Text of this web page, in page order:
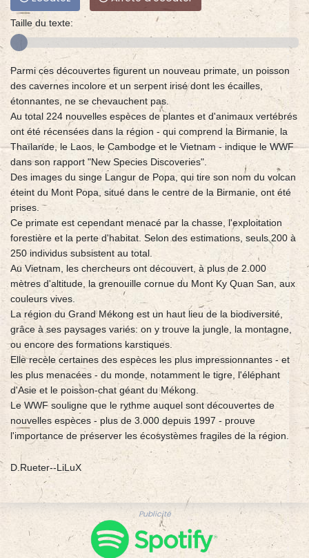
Taille du texte:
Parmi ces découvertes figurent un nouveau primate, un poisson
des cavernes incolore et un serpent irisé dont les écailles,
étonnantes, ne se chevauchent pas.
Au total 224 nouvelles espèces de plantes et d'animaux vertébrés
ont été récensées dans la région - qui comprend la Birmanie, la
Thaïlande, le Laos, le Cambodge et le Vietnam - indique le WWF
dans son rapport "New Species Discoveries".
Des images du singe Langur de Popa, qui tire son nom du volcan
éteint du Mont Popa, situé dans le centre de la Birmanie, ont été
prises.
Ce primate est cependant menacé par la chasse, l'exploitation
forestière et la perte d'habitat. Selon des estimations, seuls 200 à
250 individus subsistent au total.
Au Vietnam, les chercheurs ont découvert, à plus de 2.000
mètres d'altitude, la grenouille cornue du Mont Ky Quan San, aux
couleurs vives.
La région du Grand Mékong est un haut lieu de la biodiversité,
grâce à ses paysages variés: on y trouve la jungle, la montagne,
ou encore des formations karstiques.
Elle recèle certaines des espèces les plus impressionnantes - et
les plus menacées - du monde, notamment le tigre, l'éléphant
d'Asie et le poisson-chat géant du Mékong.
Le WWF souligne que le rythme auquel sont découvertes de
nouvelles espèces - plus de 3.000 depuis 1997 - prouve
l'importance de préserver les écosystèmes fragiles de la région.
D.Rueter--LiLuX
Publicité